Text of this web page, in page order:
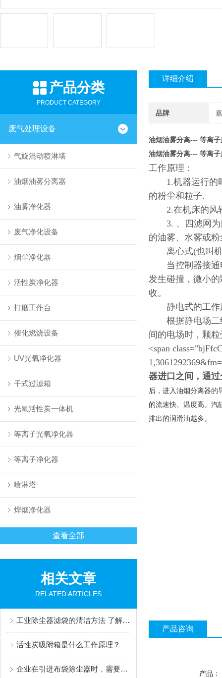
产品分类
PRODUCT CATEGORY
废气处理设备
气旋混动喷淋塔
油烟油雾分离器
油雾净化器
废气净化设备
烟尘净化器
活性炭净化器
打磨工作台
催化燃烧设备
UV光氧净化器
干式过滤箱
光氧活性炭一体机
等离子光氧净化器
等离子净化器
喷淋塔
焊烟净化器
查看全部
相关文章
RELATED ARTICLES
工业除尘器滤袋的清洁方法 了解一下
活性炭吸附箱是什么工作原理？
企业在引进布袋除尘器时，需要注意哪些关键点？
详细介绍
品牌
油烟油雾分离--- 等离
油烟油雾分离--- 等离
工作原理：
1.机器运行的时
的粉尘和粒子.
2.在机床的风轮
3. 、四滤网为
的油雾、水雾或
离心式(也叫机
当控制器接通电
发生碰撞，微小
收。
静电式的工作
根据静电场二级
间的电场时，颗
<span
器进口之间，通
后，进入油烟分离器的
的流速快、温度高。汽
排出的润滑油越多。
产品咨询
产品：